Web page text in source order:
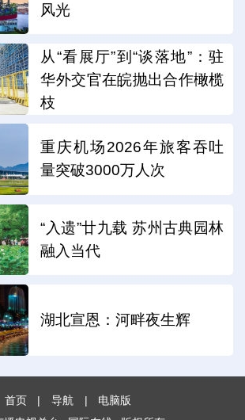
风光
从“看展厅”到“谈落地”：驻
华外交官在皖抛出合作橄榄
枝
重庆机场2026年旅客吞吐
量突破3000万人次
“入遗”廿九载 苏州古典园林
融入当代
湖北宣恩：河畔夜生辉
首页 | 导航 |
电脑版